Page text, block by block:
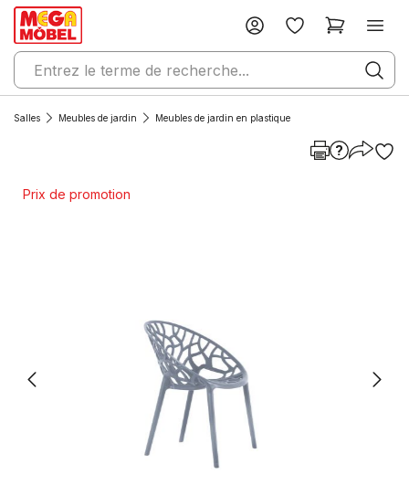
Salles Meubles de jardin Meubles de jardin en plastique
Prix de promotion